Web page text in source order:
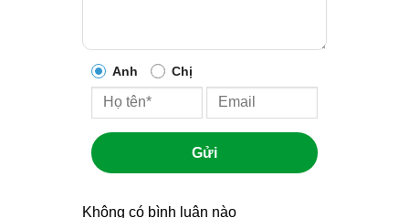
Anh Chị
Gửi
Không có bình luận nào